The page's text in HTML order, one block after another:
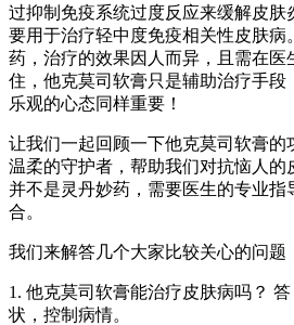
过抑制免疫系统过度反应来缓解皮肤
要用于治疗轻中度免疫相关性皮肤病
药，治疗的效果因人而异，且需在医
住，他克莫司软膏只是辅助治疗手段
乐观的心态同样重要！
让我们一起回顾一下他克莫司软膏的
温柔的守护者，帮助我们对抗恼人的
并不是灵丹妙药，需要医生的专业指
合。
我们来解答几个大家比较关心的问题
1. 他克莫司软膏能治疗皮肤病吗？
状，控制病情。